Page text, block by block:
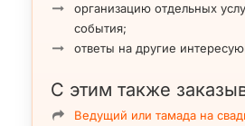
организацию отдельных
события;
ответы на другие
С этим также
Ведущий или тамада на